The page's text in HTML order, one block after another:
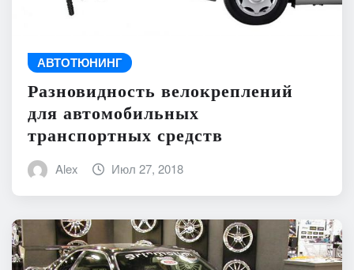
АВТОТЮНИНГ
Разновидность велокреплений
для автомобильных
транспортных средств
Alex Июл 27, 2018